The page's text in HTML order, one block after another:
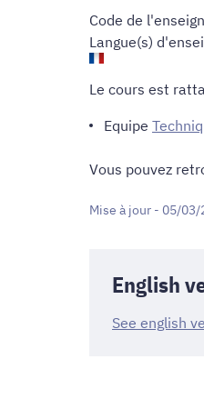
Code de
Langue(s)
Le cours est
Equipe
Vous pouvez
Mise à jour - 05/03/
English
See english